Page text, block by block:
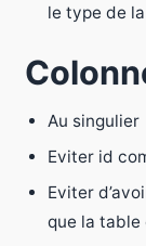
le type de
Au singulier
Eviter id
Eviter
que la